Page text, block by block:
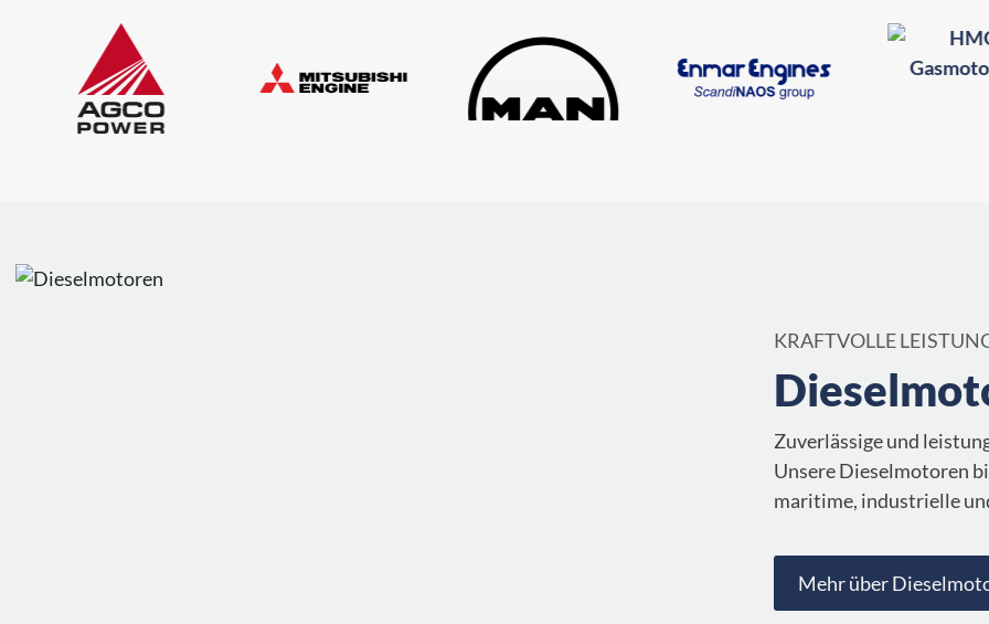
KRAFTVOLLE
Zuverlässige und
Unsere Dieselmotoren
maritime, industrielle
Mehr über